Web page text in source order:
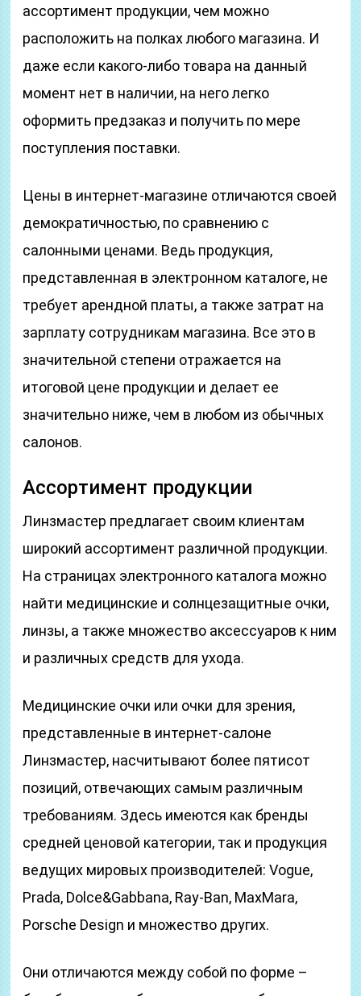
ассортимент продукции, чем можно
расположить на полках любого магазина. И
даже если какого-либо товара на данный
момент нет в наличии, на него легко
оформить предзаказ и получить по мере
поступления поставки.
Цены в интернет-магазине отличаются своей
демократичностью, по сравнению с
салонными ценами. Ведь продукция,
представленная в электронном каталоге, не
требует арендной платы, а также затрат на
зарплату сотрудникам магазина. Все это в
значительной степени отражается на
итоговой цене продукции и делает ее
значительно ниже, чем в любом из обычных
салонов.
Ассортимент продукции
Линзмастер предлагает своим клиентам
широкий ассортимент различной продукции.
На страницах электронного каталога можно
найти медицинские и солнцезащитные очки,
линзы, а также множество аксессуаров к ним
и различных средств для ухода.
Медицинские очки или очки для зрения,
представленные в интернет-салоне
Линзмастер, насчитывают более пятисот
позиций, отвечающих самым различным
требованиям. Здесь имеются как бренды
средней ценовой категории, так и продукция
ведущих мировых производителей: Vogue,
Prada, Dolce&Gabbana, Ray-Ban, MaxMara,
Porsche Design и множество других.
Они отличаются между собой по форме –